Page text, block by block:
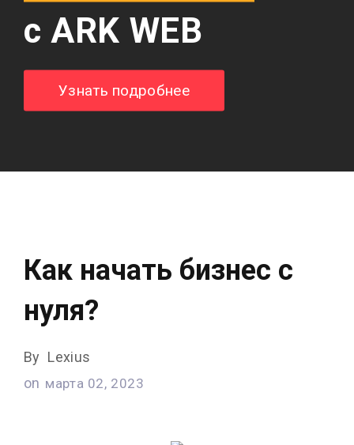
с ARK WEB
Узнать подробнее
Как начать бизнес с
нуля?
By Lexius
on марта 02, 2023